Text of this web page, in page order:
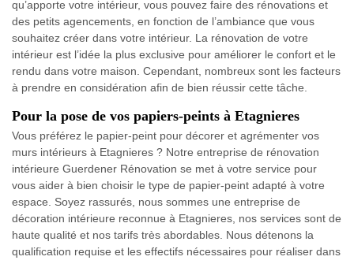
qu’apporte votre intérieur, vous pouvez faire des rénovations et
des petits agencements, en fonction de l’ambiance que vous
souhaitez créer dans votre intérieur. La rénovation de votre
intérieur est l’idée la plus exclusive pour améliorer le confort et le
rendu dans votre maison. Cependant, nombreux sont les facteurs
à prendre en considération afin de bien réussir cette tâche.
Pour la pose de vos papiers-peints à Etagnieres
Vous préférez le papier-peint pour décorer et agrémenter vos
murs intérieurs à Etagnieres ? Notre entreprise de rénovation
intérieure Guerdener Rénovation se met à votre service pour
vous aider à bien choisir le type de papier-peint adapté à votre
espace. Soyez rassurés, nous sommes une entreprise de
décoration intérieure reconnue à Etagnieres, nos services sont de
haute qualité et nos tarifs très abordables. Nous détenons la
qualification requise et les effectifs nécessaires pour réaliser dans